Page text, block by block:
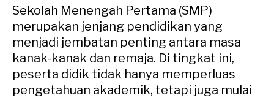
Sekolah Menengah Pertama (SMP)
merupakan jenjang pendidikan yang
menjadi jembatan penting antara masa
kanak-kanak dan remaja. Di tingkat ini,
peserta didik tidak hanya memperluas
pengetahuan akademik, tetapi juga mulai